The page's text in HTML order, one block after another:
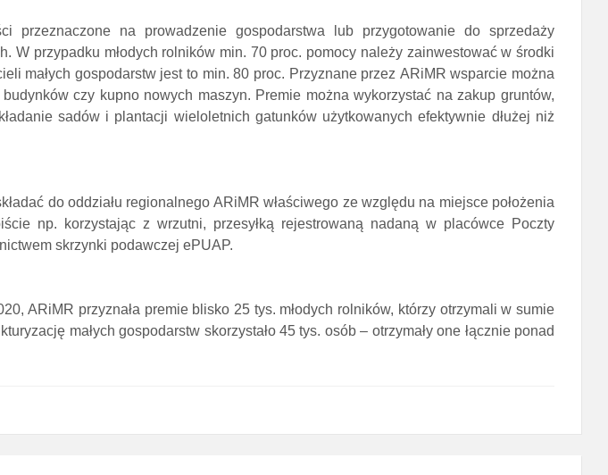
przeznaczone na prowadzenie gospodarstwa lub przygotowanie do sprzedaży
W przypadku młodych rolników min. 70 proc. pomocy należy zainwestować w środki
małych gospodarstw jest to min. 80 proc. Przyznane przez ARiMR wsparcie można
czy kupno nowych maszyn. Premie można wykorzystać na zakup gruntów,
sadów i plantacji wieloletnich gatunków użytkowanych efektywnie dłużej niż
do oddziału regionalnego ARiMR właściwego ze względu na miejsce położenia
np. korzystając z wrzutni, przesyłką rejestrowaną nadaną w placówce Poczty
skrzynki podawczej ePUAP.
ARiMR przyznała premie blisko 25 tys. młodych rolników, którzy otrzymali w sumie
małych gospodarstw skorzystało 45 tys. osób – otrzymały one łącznie ponad